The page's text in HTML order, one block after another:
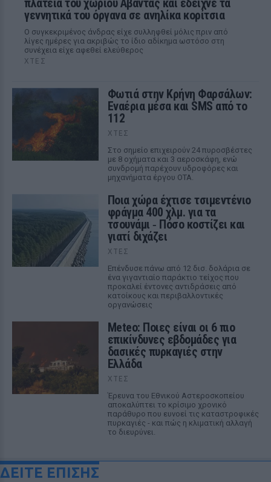
πλατεία του χωριού Αβαντας και έδειχνε τα
γεννητικά του όργανα σε ανηλίκα κορίτσια
Ο συγκεκριμένος άνδρας είχε συλληφθεί μόλις πριν από
λίγες ημέρες για ακριβώς το ίδιο αδίκημα ωστόσο στη
συνέχεια είχε αφεθεί ελεύθερος
ΧΤΕΣ
Φωτιά στην Κρήνη Φαρσάλων:
Εναέρια μέσα και SMS από το
112
ΧΤΕΣ
Στο σημείο επιχειρούν 24 πυροσβέστες
με 8 οχήματα και 3 αεροσκάφη, ενώ
συνδρομή παρέχουν υδροφόρες και
μηχανήματα έργου ΟΤΑ.
Ποια χώρα έχτισε τσιμεντένιο
φράγμα 400 χλμ. για τα
τσουνάμι ‑ Πόσο κοστίζει και
γιατί διχάζει
ΧΤΕΣ
Επένδυσε πάνω από 12 δισ. δολάρια σε
ένα γιγαντιαίο παράκτιο τείχος που
προκαλεί έντονες αντιδράσεις από
κατοίκους και περιβαλλοντικές
οργανώσεις
Meteo: Ποιες είναι οι 6 πιο
επικίνδυνες εβδομάδες για
δασικές πυρκαγιές στην
Ελλάδα
ΧΤΕΣ
Έρευνα του Εθνικού Αστεροσκοπείου
αποκαλύπτει το κρίσιμο χρονικό
παράθυρο που ευνοεί τις καταστροφικές
πυρκαγιές - και πώς η κλιματική αλλαγή
το διευρύνει.
ΔΕΙΤΕ ΕΠΙΣΗΣ